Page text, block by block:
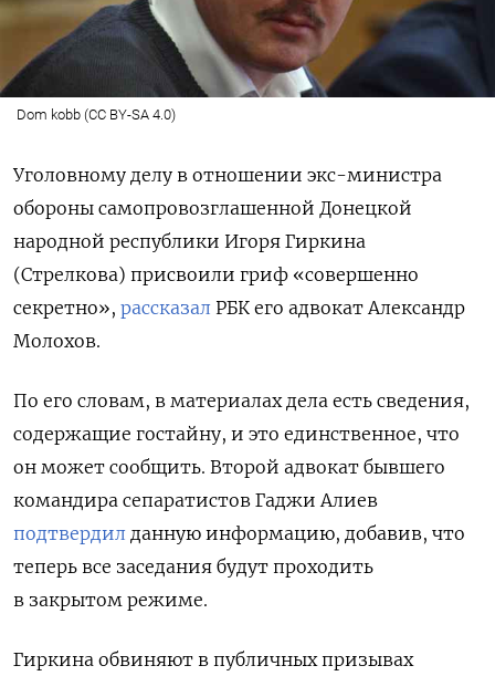
Dom kobb (CC BY-SA 4.0)
Уголовному делу в отношении экс-министра
обороны самопровозглашенной Донецкой
народной республики Игоря Гиркина
(Стрелкова) присвоили гриф «совершенно
секретно», рассказал РБК его адвокат Александр
Молохов.
По его словам, в материалах дела есть сведения,
содержащие гостайну, и это единственное, что
он может сообщить. Второй адвокат бывшего
командира сепаратистов Гаджи Алиев
подтвердил данную информацию, добавив, что
теперь все заседания будут проходить
в закрытом режиме.
Гиркина обвиняют в публичных призывах